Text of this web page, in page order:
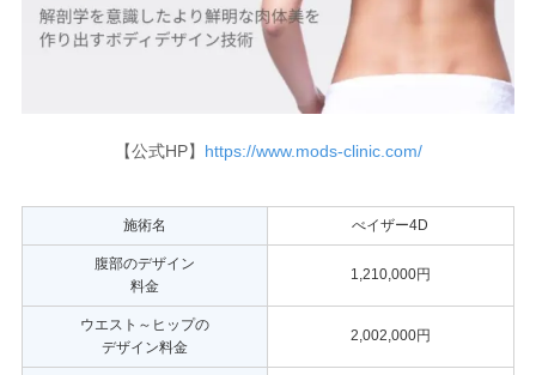
【公式HP】 https://www.mods-clinic.com/
施術名 べイザー4D
腹部のデザイン
料金
1,210,000円
ウエスト～ヒップの
デザイン料金
2,002,000円